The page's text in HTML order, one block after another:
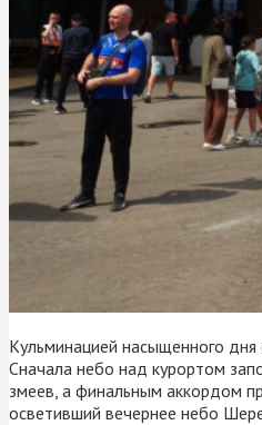
Кульминацией насыщенного дня
Сначала небо над курортом
змеев, а финальным аккордом
осветивший вечернее небо